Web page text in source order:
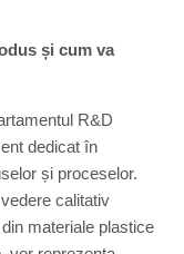
și cum va
R&D
dedicat în
și proceselor.
calitativ
materiale plastice